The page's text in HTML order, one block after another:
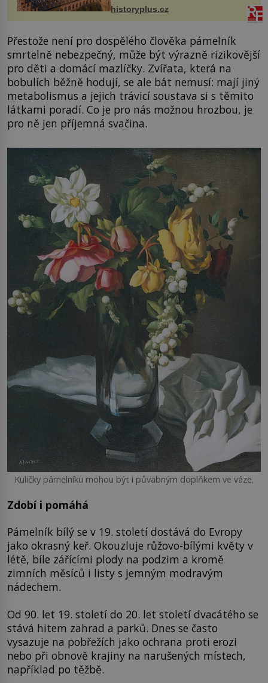
historyplus.cz
Přestože není pro dospělého člověka pámelník
smrtelně nebezpečný, může být výrazně rizikovější
pro děti a domácí mazlíčky. Zvířata, která na
bobulích běžně hodují, se ale bát nemusí: mají jiný
metabolismus a jejich trávicí soustava si s těmito
látkami poradí. Co je pro nás možnou hrozbou, je
pro ně jen příjemná svačina.
Kuličky pámelníku mohou být i půvabným doplňkem ve váze.
Zdobí i pomáhá
Pámelník bílý se v 19. století dostává do Evropy
jako okrasný keř. Okouzluje růžovo-bílými květy v
létě, bíle zářícími plody na podzim a kromě
zimních měsíců i listy s jemným modravým
nádechem.
Od 90. let 19. století do 20. let století dvacátého se
stává hitem zahrad a parků. Dnes se často
vysazuje na pobřežích jako ochrana proti erozi
nebo při obnově krajiny na narušených místech,
například po těžbě.